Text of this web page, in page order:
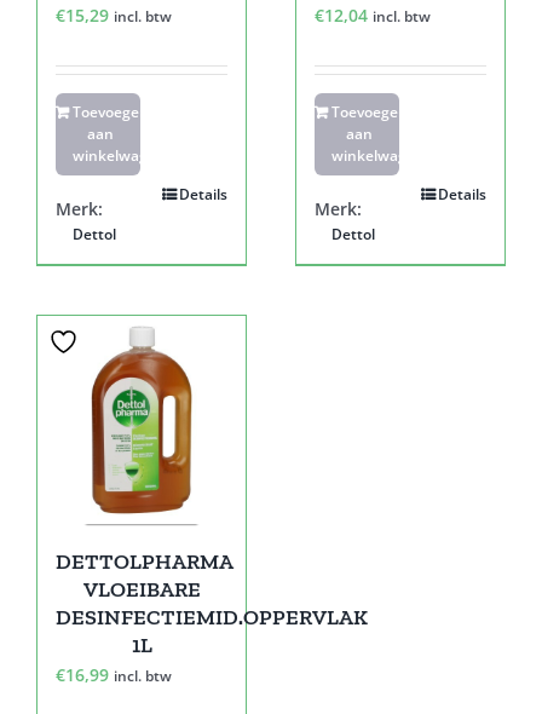
€15,29 incl. btw
Toevoegen
aan
winkelwagen
Details
Merk:
Dettol
€12,04 incl. btw
Toevoegen
aan
winkelwagen
Details
Merk:
Dettol
DETTOLPHARMA
VLOEIBARE
DESINFECTIEMID.OPPERVLAK
1L
€16,99 incl. btw